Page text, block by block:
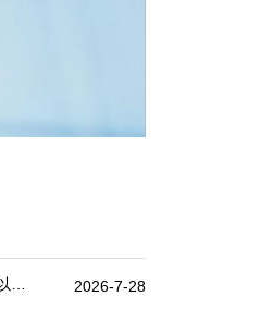
你的试管助孕成功率有多高？40岁以上仅约30% 2026-7-28